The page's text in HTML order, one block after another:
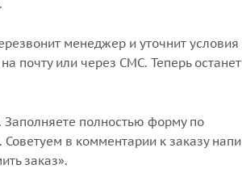
менеджер и уточнит условия
почту или через СМС. Теперь
полностью форму по
в комментарии к заказу
заказ».